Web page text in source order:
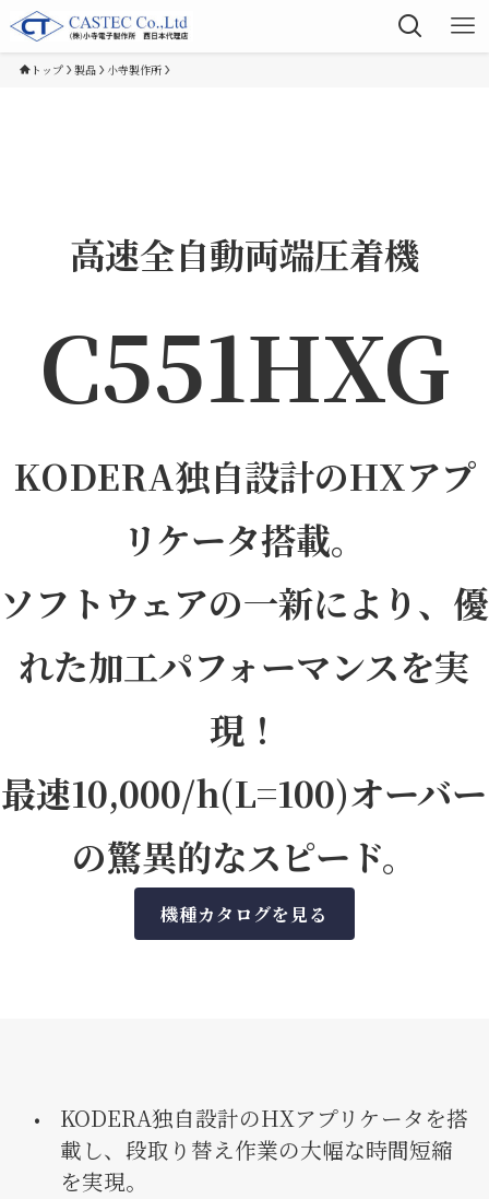
トップ 製品 小寺製作所
高速全自動両端圧着機
C551HXG
KODERA独自設計のHXアプ
リケータ搭載。
ソフトウェアの一新により、優
れた加工パフォーマンスを実
現！
最速10,000/h(L=100)オーバー
の驚異的なスピード。
機種カタログを見る
KODERA独自設計のHXアプリケータを搭
載し、段取り替え作業の大幅な時間短縮
を実現。